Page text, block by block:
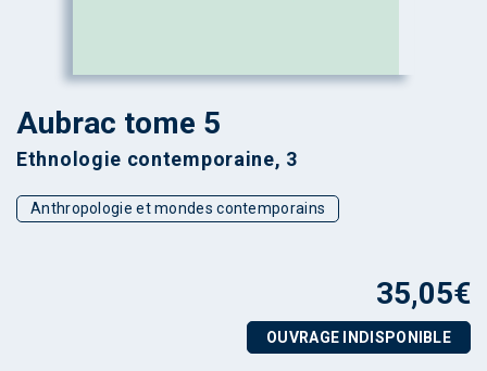
Aubrac tome 5
Ethnologie contemporaine, 3
Anthropologie et mondes contemporains
35,05€
OUVRAGE INDISPONIBLE